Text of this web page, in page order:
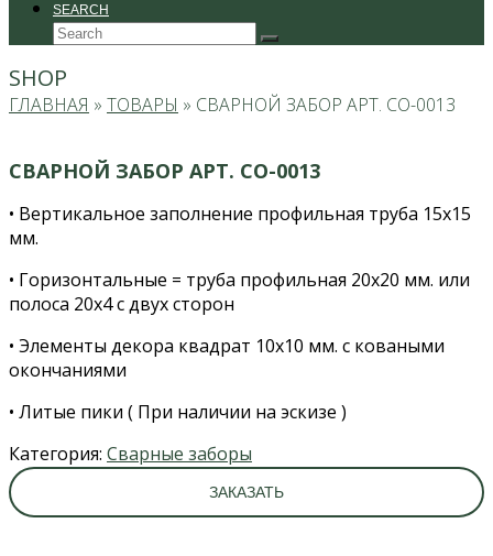
SEARCH
Search
Submit
SHOP
ГЛАВНАЯ » ТОВАРЫ » СВАРНОЙ ЗАБОР АРТ. СО-0013
СВАРНОЙ ЗАБОР АРТ. СО-0013
• Вертикальное заполнение профильная труба 15х15
мм.
• Горизонтальные = труба профильная 20х20 мм. или
полоса 20х4 с двух сторон
• Элементы декора квадрат 10х10 мм. с коваными
окончаниями
• Литые пики ( При наличии на эскизе )
Категория: Сварные заборы
ЗАКАЗАТЬ